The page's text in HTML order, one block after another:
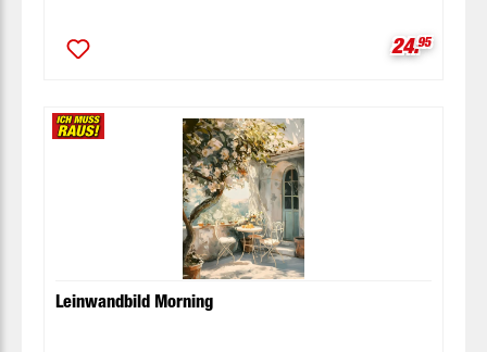
24.95
Leinwandbild Morning